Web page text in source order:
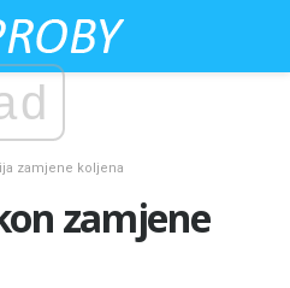
zamjene koljena
zamjene